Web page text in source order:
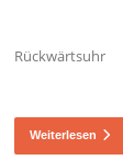
Rückwärtsuhr
Weiterlesen